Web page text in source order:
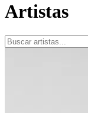
Artistas